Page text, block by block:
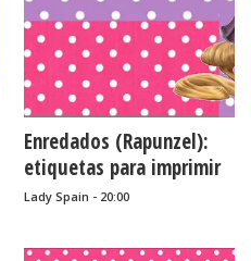
Enredados (Rapunzel):
etiquetas para imprimir
gratis.
Lady Spain - 20:00